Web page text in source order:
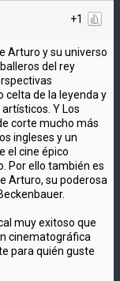
+1
Arturo y su universo
del rey
celta de la leyenda y
Y Los
corte mucho más
ingleses y un
el cine épico
Por ello también es
Arturo, su poderosa
muy exitoso que
cinematográfica
para quién guste